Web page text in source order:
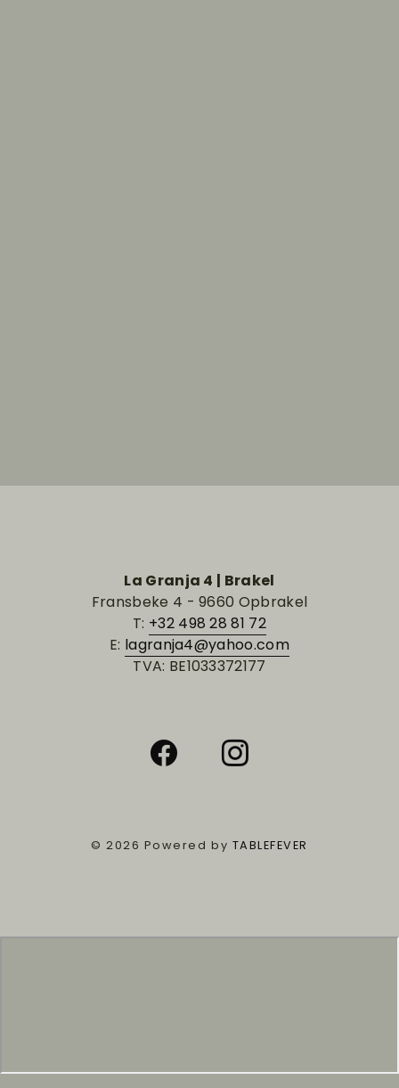
La Granja 4 | Brakel
Fransbeke 4 - 9660 Opbrakel
T: +32 498 28 81 72
E: lagranja4@yahoo.com
TVA: BE1033372177
© 2026 Powered by TABLEFEVER